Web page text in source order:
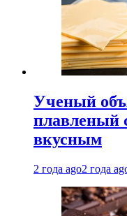
Ученый
плавленый
вкусным
2 года ago2 года